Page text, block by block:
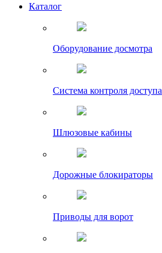
Каталог
Оборудование досмотра
Система контроля доступа
Шлюзовые кабины
Дорожные блокираторы
Приводы для ворот